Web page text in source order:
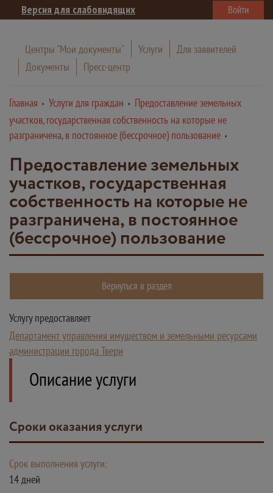
Версия для слабовидящих Войти
Центры "Мои документы" Услуги
Для заявителей
Документы
Пресс-центр
Главная Услуги для граждан
Предоставление земельных
участков, государственная собственность на которые не
разграничена, в постоянное (бессрочное) пользование
Предоставление земельных
участков, государственная
собственность на которые не
разграничена, в постоянное
(бессрочное) пользование
Вернуться в раздел
Услугу предоставляет
Департамент управления имуществом и земельными ресурсами
администрации города Твери
Описание услуги
Сроки оказания услуги
Срок выполнения услуги:
14 дней